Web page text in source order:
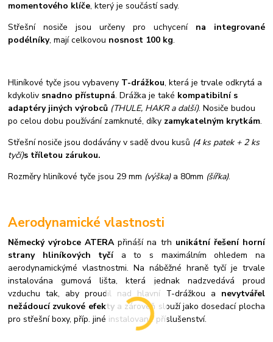
momentového klíče, který je součástí sady.
Střešní nosiče jsou určeny pro uchycení na integrované
podélníky, mají celkovou nosnost 100 kg.
Hliníkové tyče jsou vybaveny T-drážkou, která je trvale odkrytá a
kdykoliv snadno přístupná. Drážka je také kompatibilní s
adaptéry jiných výrobců (THULE, HAKR a další). Nosiče budou
po celou dobu používání zamknuté, díky zamykatelným krytkám.
Střešní nosiče jsou dodávány v sadě dvou kusů (4 ks patek + 2 ks
tyčí)s tříletou zárukou.
Rozměry hliníkové tyče jsou 29 mm (výška)a 80mm (šířka).
Aerodynamické vlastnosti
Německý výrobce ATERApřináší na trh unikátní řešení horní
strany hliníkových tyčí a to s maximálním ohledem na
aerodynamickýmé vlastnostmi. Na náběžné hraně tyčí je trvale
instalována gumová lišta, která jednak nadzvedává proud
vzduchu tak, aby proudil nad hlavní T-drážkou a nevytvářel
nežádoucí zvukové efektya zároveň slouží jako dosedací plocha
pro střešní boxy, příp. jiné instalované příslušenství.